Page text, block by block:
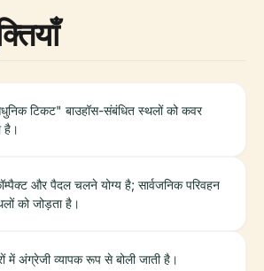
टिकट" बाउहॉस-संबंधित स्थलों को कवर
है।
और पैदल चलने योग्य है; सार्वजनिक परिवहन
को जोड़ता है।
में अंग्रेजी व्यापक रूप से बोली जाती है।